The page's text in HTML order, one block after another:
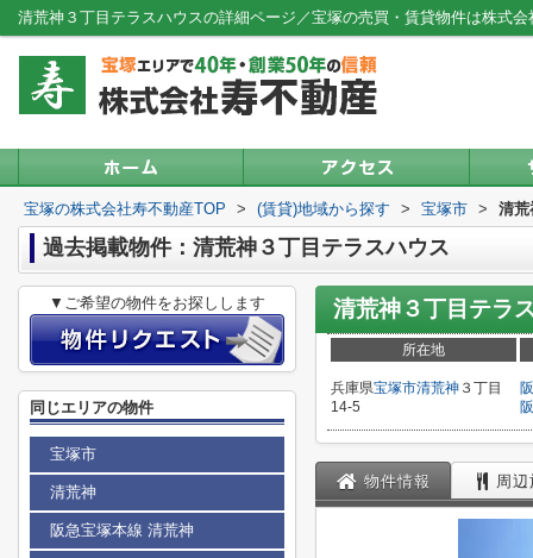
清荒神３丁目テラスハウスの詳細ページ／宝塚の売買・賃貸物件は株式会
宝塚の株式会社寿不動産TOP > (賃貸)地域から探す > 宝塚市 > 清荒
過去掲載物件：清荒神３丁目テラスハウス
清荒神３丁目テラ
所在地
兵庫県宝塚市清荒神 ３丁目
14-5
物件情報 周
▼ご希望の物件をお探しします
同じエリアの物件
宝塚市
清荒神
阪急宝塚本線 清荒神